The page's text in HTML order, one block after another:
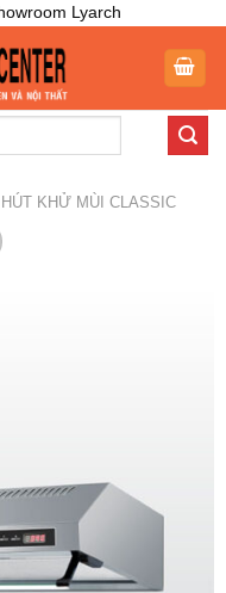
Lyarch
KHỬ MÙI CLASSIC